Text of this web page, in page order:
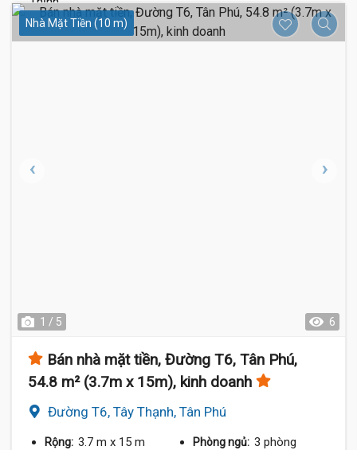
Nhà Mặt Tiền (10 m)
1 / 5 6
Bán nhà mặt tiền, Đường T6, Tân Phú,
54.8 m² (3.7m x 15m), kinh doanh
Đường T6, Tây Thạnh, Tân Phú
Rộng: 3.7 m x 15 m Phòng ngủ: 3 phòng